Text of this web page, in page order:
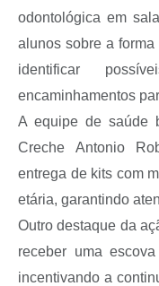
odontológica em
alunos sobre a
identificar
encaminhamentos
A equipe de saúde
Creche Antonio
entrega de kits com
etária, garantindo
Outro destaque da
receber uma
incentivando a